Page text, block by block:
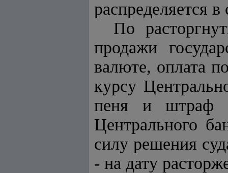
распределяется
По
продажи
валюте, оплата
курсу
пеня и штраф
Центрального
силу решения
- на дату